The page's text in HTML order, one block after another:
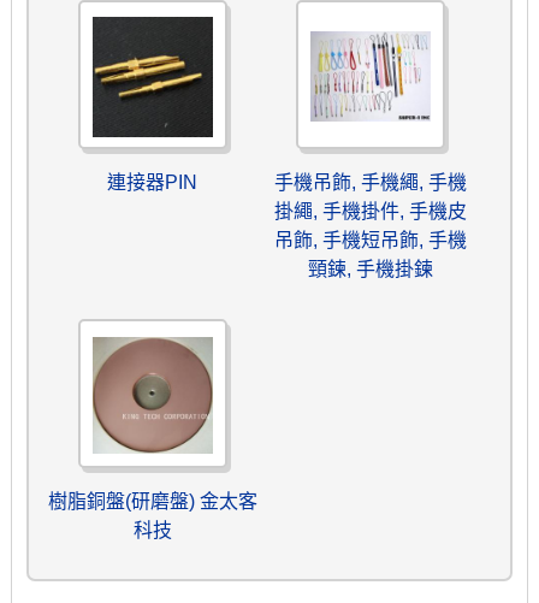
連接器PIN
手機吊飾, 手機繩, 手機
掛繩, 手機掛件, 手機皮
吊飾, 手機短吊飾, 手機
頸鍊, 手機掛鍊
樹脂銅盤(研磨盤) 金太客
科技